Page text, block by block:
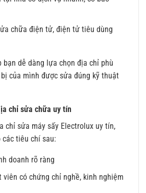
chữa điện tử, điện tử tiêu dùng
bạn dễ dàng lựa chọn địa chỉ phù
của mình được sửa đúng kỹ thuật
chỉ sửa chữa uy tín
chỉ sửa máy sấy Electrolux uy tín,
tiêu chí sau:
doanh rõ ràng
có chứng chỉ nghề, kinh nghiệm